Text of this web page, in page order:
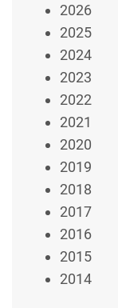
2026
2025
2024
2023
2022
2021
2020
2019
2018
2017
2016
2015
2014